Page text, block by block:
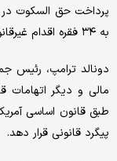
به ۳۴ فقره اقدام غیرقانونی متهم شد اما او همه اتهامات را رد کرده است.
دونالد ترامپ، رئیس
مالی و دیگر
طبق قانون اساسی
پیگرد قانونی قرار دهد.